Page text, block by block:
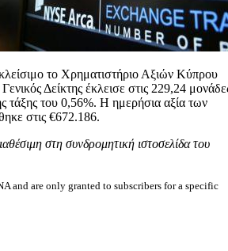
το Χρηματιστήριο Αξιών Κύπρου
Δείκτης έκλεισε στις 229,24
τάξης του 0,56%. Η ημερήσια αξία των
στις €672.186.
στη συνδρομητική ιστοσελίδα του
and are only granted to subscribers for a specific